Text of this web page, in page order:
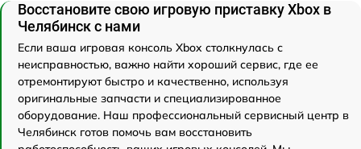
Восстановите свою игровую приставку Xbox в
Челябинск с нами
Если ваша игровая консоль Xbox столкнулась с
неисправностью, важно найти хороший сервис, где ее
отремонтируют быстро и качественно, используя
оригинальные запчасти и специализированное
оборудование. Наш профессиональный сервисный центр в
Челябинск готов помочь вам восстановить